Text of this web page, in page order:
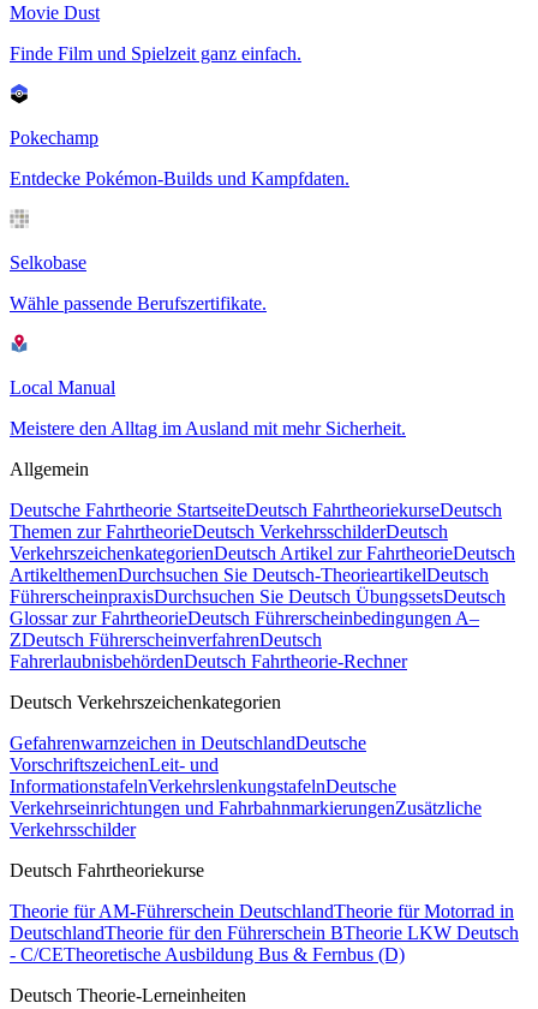
Movie Dust
Finde Film und Spielzeit ganz einfach.
Pokechamp
Entdecke Pokémon-Builds und Kampfdaten.
Selkobase
Wähle passende Berufszertifikate.
Local Manual
Meistere den Alltag im Ausland mit mehr Sicherheit.
Allgemein
Deutsche Fahrtheorie StartseiteDeutsch FahrtheoriekurseDeutsch
Themen zur FahrtheorieDeutsch VerkehrsschilderDeutsch
VerkehrszeichenkategorienDeutsch Artikel zur FahrtheorieDeutsch
ArtikelthemenDurchsuchen Sie Deutsch-TheorieartikelDeutsch
FührerscheinpraxisDurchsuchen Sie Deutsch ÜbungssetsDeutsch
Glossar zur FahrtheorieDeutsch Führerscheinbedingungen A–
ZDeutsch FührerscheinverfahrenDeutsch
FahrerlaubnisbehördenDeutsch Fahrtheorie-Rechner
Deutsch Verkehrszeichenkategorien
Gefahrenwarnzeichen in DeutschlandDeutsche
VorschriftszeichenLeit- und
InformationstafelnVerkehrslenkungstafelnDeutsche
Verkehrseinrichtungen und FahrbahnmarkierungenZusätzliche
Verkehrsschilder
Deutsch Fahrtheoriekurse
Theorie für AM-Führerschein DeutschlandTheorie für Motorrad in
DeutschlandTheorie für den Führerschein BTheorie LKW Deutsch
- C/CETheoretische Ausbildung Bus & Fernbus (D)
Deutsch Theorie-Lerneinheiten